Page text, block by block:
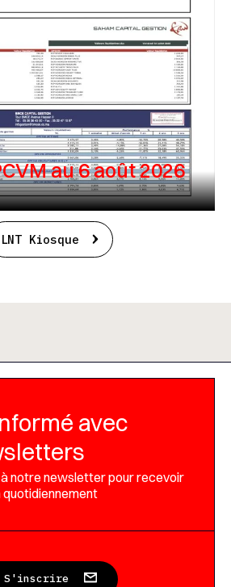
au 6 août 2026
LNT Kiosque
avec
notre newsletter pour recevoir
quotidiennement
S'inscrire